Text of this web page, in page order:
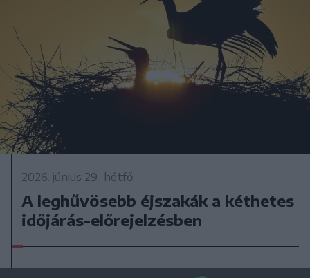
2026. június 29., hétfő
A leghűvösebb éjszakák a kéthetes
időjárás-előrejelzésben